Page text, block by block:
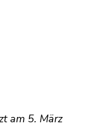
am 5. März